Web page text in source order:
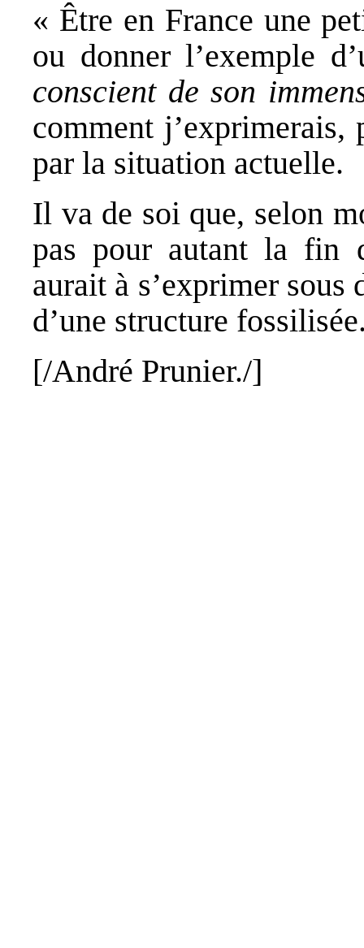
« Être en France une
ou donner l’exemple
conscient de son
comment
par la situation actuelle.
Il va de soi que, selon
pas pour autant la fin
aurait à s’exprimer sous
d’une structure
[/André Prunier./]